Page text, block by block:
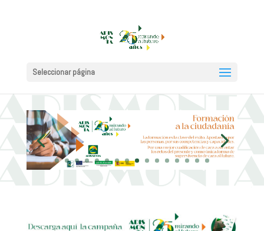
Seleccionar página